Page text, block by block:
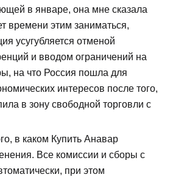
в январе, она мне сказала
времени этим заниматься,
усугубляется отменой
и вводом ограничений на
на что Россия пошла для
интересов после того,
в зону свободной торговли с
в каком Купить Анавар
Все комиссии и сборы с
при этом